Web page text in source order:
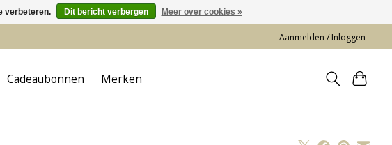
Aanmelden / Inloggen
Cadeaubonnen Merken
verbeteren. Dit bericht verbergen Meer over cookies »